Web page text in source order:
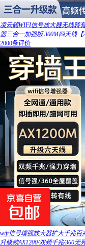
凌云鹤WIFI信号放大器无线转
器三合一加强版 300M四天线【
2000条评价
wifi信号增强放大器扩大千兆百
升级款AX1200/双频千兆/360无